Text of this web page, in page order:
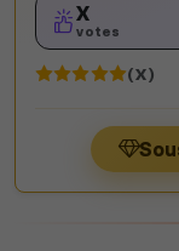
X
votes
(X)